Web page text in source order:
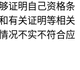
证明自己资格条
有关证明等相关
况不实不符合应